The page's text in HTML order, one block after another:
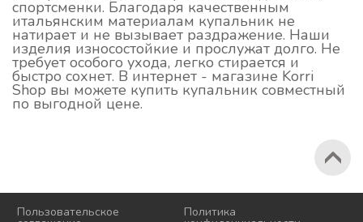
спортсменки. Благодаря качественным
итальянским материалам купальник не
натирает и не вызывает раздражение. Наши
изделия износостойкие и прослужат долго. Не
требует особого ухода, легко стирается и
быстро сохнет. В интернет - магазине Korri
Shop вы можете купить купальник совместный
по выгодной цене.
Пользовательское Политика